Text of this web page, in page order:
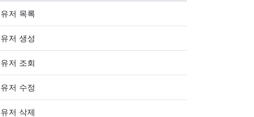
유저 목록
유저 생성
유저 조회
유저 수정
유저 삭제